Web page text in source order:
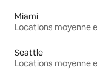
Miami
Seattle